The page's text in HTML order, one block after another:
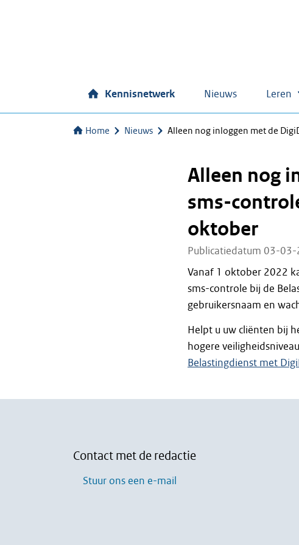
Kennisnetwerk Nieuws Leren
Home Nieuws Alleen nog inloggen met de
Alleen nog
sms-
oktober
Publicatiedatum 03-
Vanaf 1 oktober 2022
sms-controle bij de
gebruikersnaam en
Helpt u uw cliënten bij
hogere
Belastingdienst met
Contact met de redactie
Stuur ons een e-mail